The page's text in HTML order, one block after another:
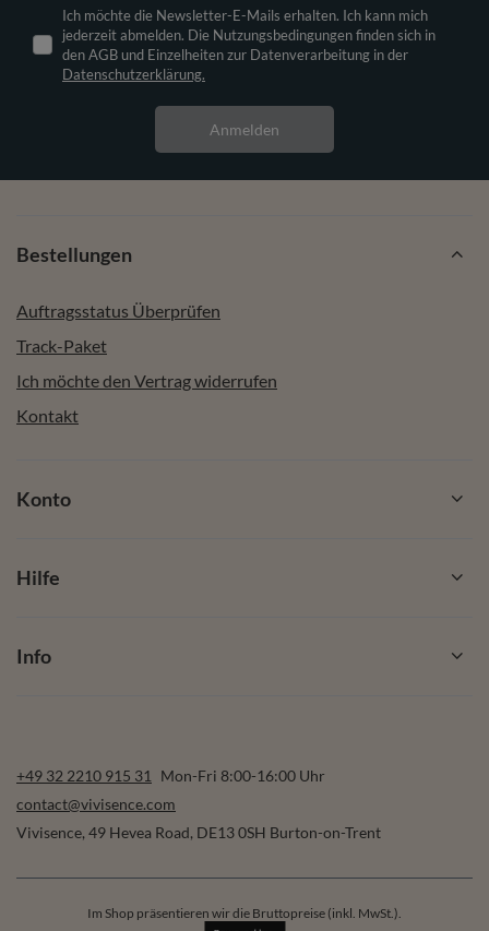
Ich möchte die Newsletter-E-Mails erhalten. Ich kann mich
jederzeit abmelden. Die Nutzungsbedingungen finden sich in
den AGB und Einzelheiten zur Datenverarbeitung in der
Datenschutzerklärung.
Anmelden
Bestellungen
Auftragsstatus Überprüfen
Track-Paket
Ich möchte den Vertrag widerrufen
Kontakt
Konto
Hilfe
Info
+49 32 2210 915 31
Mon-Fri 8:00-16:00 Uhr
contact@vivisence.com
Vivisence, 49 Hevea Road, DE13 0SH Burton-on-Trent
Im Shop präsentieren wir die Bruttopreise (inkl. MwSt.).